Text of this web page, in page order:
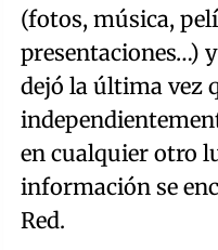
(fotos, música,
presentaciones…)
dejó la última vez
en cualquier otro
información se
Red.